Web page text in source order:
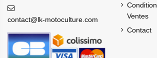
contact@lk-motoculture.com
Ventes
Contact